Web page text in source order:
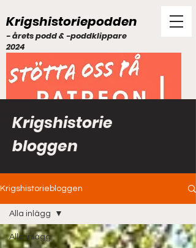
Krigshistoriepodden
- årets podd & -poddklippare
2024
Krigshistorie
bloggen
Krigshistoriebloggen
Alla inlägg
Alla inlägg